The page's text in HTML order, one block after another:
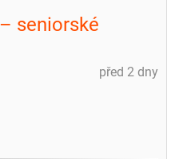
seniorské
před 2 dny